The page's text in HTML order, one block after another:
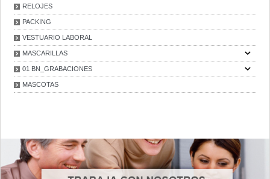
RELOJES
PACKING
VESTUARIO LABORAL
MASCARILLAS
01 BN_GRABACIONES
MASCOTAS